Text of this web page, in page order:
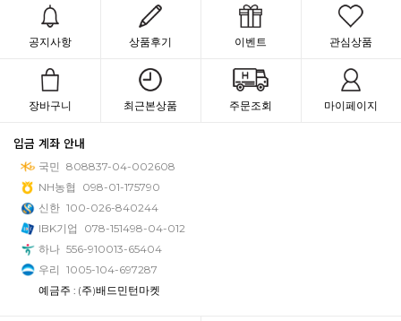
공지사항 상품후기 이벤트 관심상품
장바구니 최근본상품 주문조회 마이페이지
입금 계좌 안내
국민 808837-04-002608
NH농협
098-01-175790
신한 100-026-840244
IBK기업
078-151498-04-012
하나 556-910013-65404
우리 1005-104-697287
예금주 : (주)배드민턴마켓